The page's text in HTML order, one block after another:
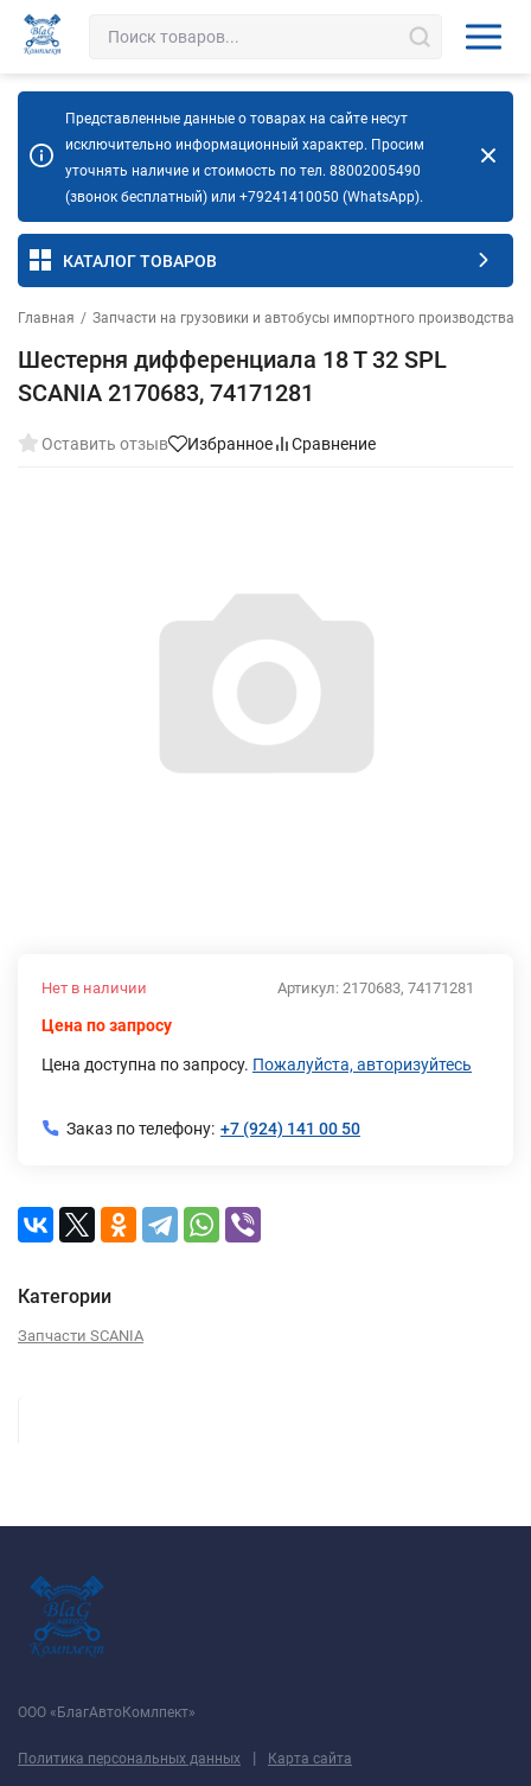
Представленные данные о товарах на сайте несут
исключительно информационный характер. Просим
уточнять наличие и стоимость по тел. 88002005490
(звонок бесплатный) или +79241410050 (WhatsApp).
КАТАЛОГ ТОВАРОВ
Главная / Запчасти на грузовики и автобусы импортного производства
Шестерня дифференциала 18 Т 32 SPL
SCANIA 2170683, 74171281
Оставить отзыв Избранное Сравнение
Артикул: 2170683, 74171281
Нет в наличии
Цена по запросу
Цена доступна по запросу. Пожалуйста, авторизуйтесь
Заказ по телефону: +7 (924) 141 00 50
Категории
Запчасти SCANIA
ООО «БлагАвтоКомлпект»
Политика персональных данных | Карта сайта